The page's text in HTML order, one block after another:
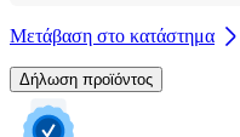
Μετάβαση στο κατάστημα
Δήλωση προϊόντος